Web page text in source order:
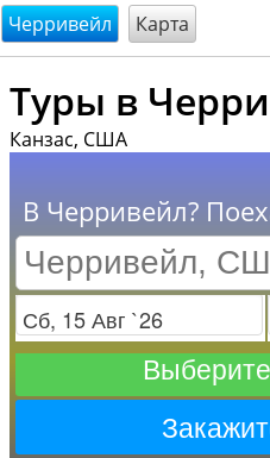
@endsectiom
Черривейл Карта
Туры в
Канзас, США
В Черривейл?
Заезд